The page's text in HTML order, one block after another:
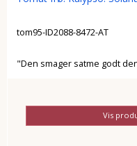
tom95-ID2088-8472-AT
"Den smager satme godt
Vis